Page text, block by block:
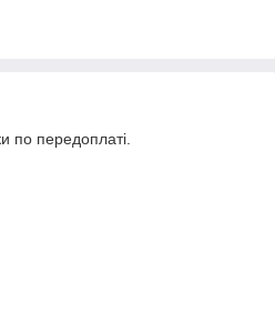
по передоплаті.